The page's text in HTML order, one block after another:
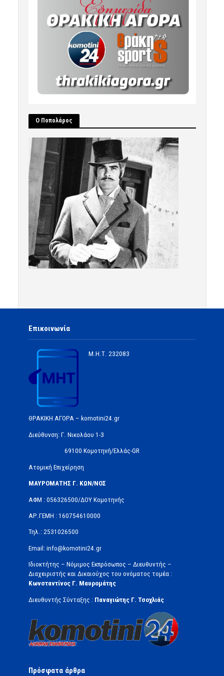
Ο Ποπολάρος
Επικοινωνία
Μ.Η.Τ. 232083
ΘΡΑΚΙΚΗ ΑΓΟΡΑ – komotini24.gr
Διεύθυνση: Γ. Νικολάου 1-3
69100 Κομοτηνή/Ελλάς-GR
Ατομική Επιχείρηση
ΜΑΥΡΟΜΑΤΗΣ Γ. ΚΩΝ/ΝΟΣ
ΑΦΜ : 056326500/ΔOΥ Κομοτηνής
ΑΡ.ΓΕΜΗ : 160754610000
Τηλ.: 2531026500
Email: info@komotini24.gr
Ιδιοκτήτης – Νόμιμος Εκπρόσωπος – Διευθυντής –
Διαχειριστής και Δικαιούχος του ονόματος τομέα :
Κωνσταντίνος Γ. Μαυρομάτης
Διευθυντής Σύνταξης : Παναγιώτης Γ. Τσοχλιάς
Πρόσφατα άρθρα